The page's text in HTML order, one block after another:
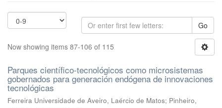
Go
Now showing items 87-106 of 115
Parques científico-tecnológicos como microsistemas
gobernados para generación endógena de innovaciones
tecnológicas
Ferreira Universidade de Aveiro, Laércio de Matos; Pinheiro,